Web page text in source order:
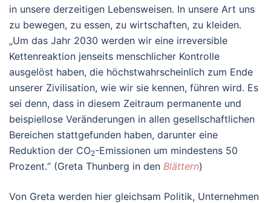
in unsere derzeitigen Lebensweisen. In unsere Art uns
zu bewegen, zu essen, zu wirtschaften, zu kleiden.
„Um das Jahr 2030 werden wir eine irreversible
Kettenreaktion jenseits menschlicher Kontrolle
ausgelöst haben, die höchstwahrscheinlich zum Ende
unserer Zivilisation, wie wir sie kennen, führen wird. Es
sei denn, dass in diesem Zeitraum permanente und
beispiellose Veränderungen in allen gesellschaftlichen
Bereichen stattgefunden haben, darunter eine
Reduktion der CO2-Emissionen um mindestens 50
Prozent.“ (Greta Thunberg in den Blättern)
Von Greta werden hier gleichsam Politik, Unternehmen